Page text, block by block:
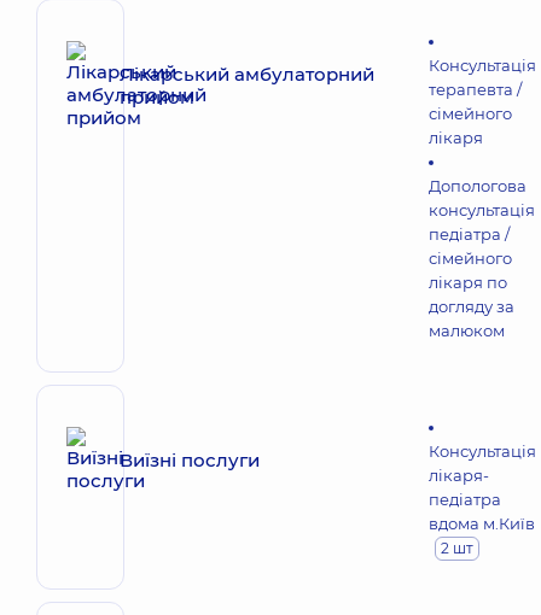
Лікарський амбулаторний
прийом
Консультація
терапевта /
сімейного
лікаря
Допологова
консультація
педіатра /
сімейного
лікаря по
догляду за
малюком
Виїзні послуги
Консультація
лікаря-
педіатра
вдома м.Київ
2 шт